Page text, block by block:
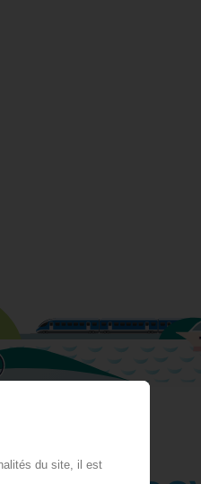
du site, il est